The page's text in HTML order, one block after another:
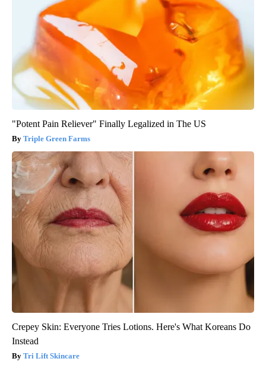
"Potent Pain Reliever" Finally Legalized in The US
Triple Green Farms
Crepey Skin: Everyone Tries Lotions. Here's What Koreans Do
Instead
Tri Lift Skincare